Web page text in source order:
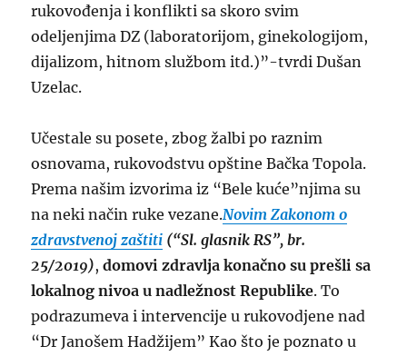
rukovođenja i konflikti sa skoro svim
odeljenjima DZ (laboratorijom, ginekologijom,
dijalizom, hitnom službom itd.)”-tvrdi Dušan
Uzelac.
Učestale su posete, zbog žalbi po raznim
osnovama, rukovodstvu opštine Bačka Topola.
Prema našim izvorima iz “Bele kuće”njima su
na neki način ruke vezane.Novim Zakonom o
zdravstvenoj zaštiti (“Sl. glasnik RS”, br.
25/2019),domovi zdravlja konačno su prešli sa
lokalnog nivoa u nadležnost Republike. To
podrazumeva i intervencije u rukovodjene nad
“Dr Janošem Hadžijem” Kao što je poznato u